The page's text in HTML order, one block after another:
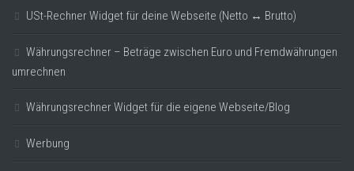
USt-Rechner Widget für deine Webseite (Netto ↔ Brutto)
Währungsrechner – Beträge zwischen Euro und Fremdwährungen
umrechnen
Währungsrechner Widget für die eigene Webseite/Blog
Werbung